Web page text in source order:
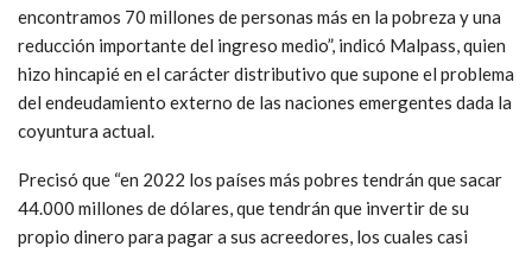
encontramos 70 millones de personas más en la pobreza y una
reducción importante del ingreso medio”, indicó Malpass, quien
hizo hincapié en el carácter distributivo que supone el problema
del endeudamiento externo de las naciones emergentes dada la
coyuntura actual.
Precisó que “en 2022 los países más pobres tendrán que sacar
44.000 millones de dólares, que tendrán que invertir de su
propio dinero para pagar a sus acreedores, los cuales casi